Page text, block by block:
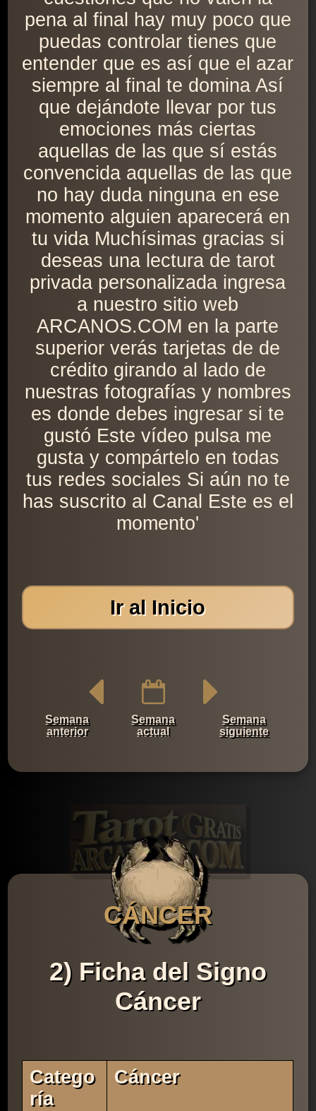
pena al final hay muy poco que
puedas controlar tienes que
entender que es así que el azar
siempre al final te domina Así
que dejándote llevar por tus
emociones más ciertas
aquellas de las que sí estás
convencida aquellas de las que
no hay duda ninguna en ese
momento alguien aparecerá en
tu vida Muchísimas gracias si
deseas una lectura de tarot
privada personalizada ingresa
a nuestro sitio web
ARCANOS.COM en la parte
superior verás tarjetas de de
crédito girando al lado de
nuestras fotografías y nombres
es donde debes ingresar si te
gustó Este vídeo pulsa me
gusta y compártelo en todas
tus redes sociales Si aún no te
has suscrito al Canal Este es el
momento'
Ir al Inicio
Semana
anterior
Semana
actual
Semana
siguiente
CÁNCER
2) Ficha del Signo
Cáncer
Catego
Ría
Cáncer